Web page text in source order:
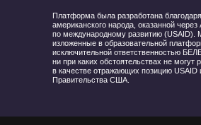
Платформа была разработана
американского народа, оказанной
по международному развитию (USAID).
изложенные в образовательной
исключительной ответственностью
ни при каких обстоятельствах не могут
в качестве отражающих позицию USAID
Правительства США.